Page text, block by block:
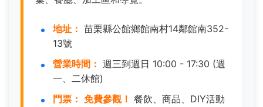
地址： 苗栗縣公館鄉館南村14鄰館南352-
13號
營業時間： 週三到週日 10:00 - 17:30 (週
一、二休館)
門票： 免費參觀！ 餐飲、商品、DIY活動